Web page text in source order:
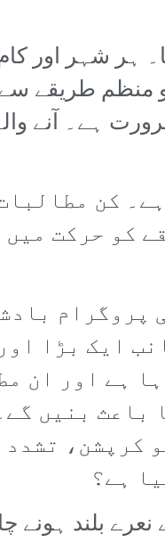
ہر شہر اور
منظم طریقے
ہے۔ آنے
کن
کو حرکت میں
ایک بڑا
ہے اور ان
بنیں
کرپشن،
ہے؟
بلند ہونے